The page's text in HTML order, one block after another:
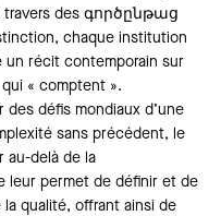
travers des գործընթաց
chaque institution
récit contemporain sur
« comptent ».
défis mondiaux d’une
sans précédent, le
au-delà de la
leur permet de définir et de
qualité, offrant ainsi de